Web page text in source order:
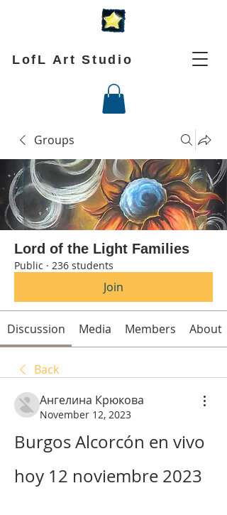
LofL Art Studio
Groups
Lord of the Light Families
Public · 236 students
Join
Discussion Media Members About
Back
Ангелина Крюкова
November 12, 2023
Burgos Alcorcón en vivo
hoy 12 noviembre 2023